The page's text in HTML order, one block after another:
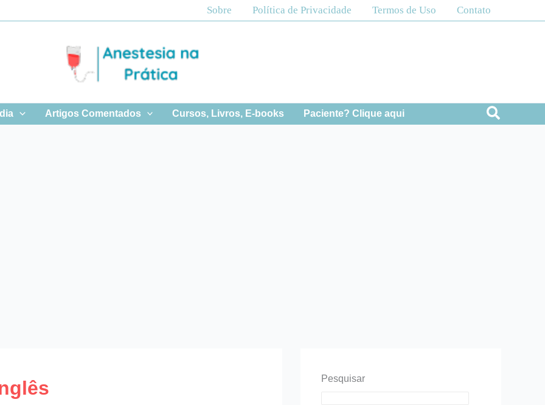
Sobre Política de Privacidade Termos de Uso Contato
Artigos Comentados Cursos, Livros, E-books Paciente? Clique aqui
Pesquisar